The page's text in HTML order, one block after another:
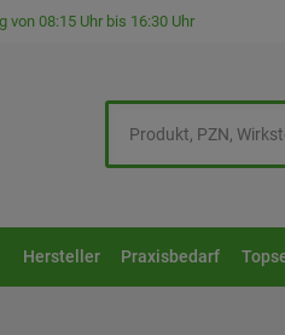
von 08:15 Uhr bis 16:30 Uhr
Hersteller Praxisbedarf